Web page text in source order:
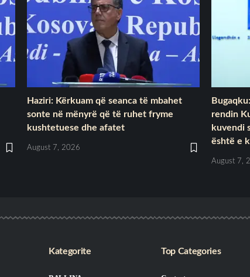
Haziri: Kërkuam që seanca të mbahet
sonte në mënyrë që të ruhet fryme
kushtetuese dhe afatet
August 7, 2026
rendin
kuvendi
është e
August 7,
Kategorite Top Categories